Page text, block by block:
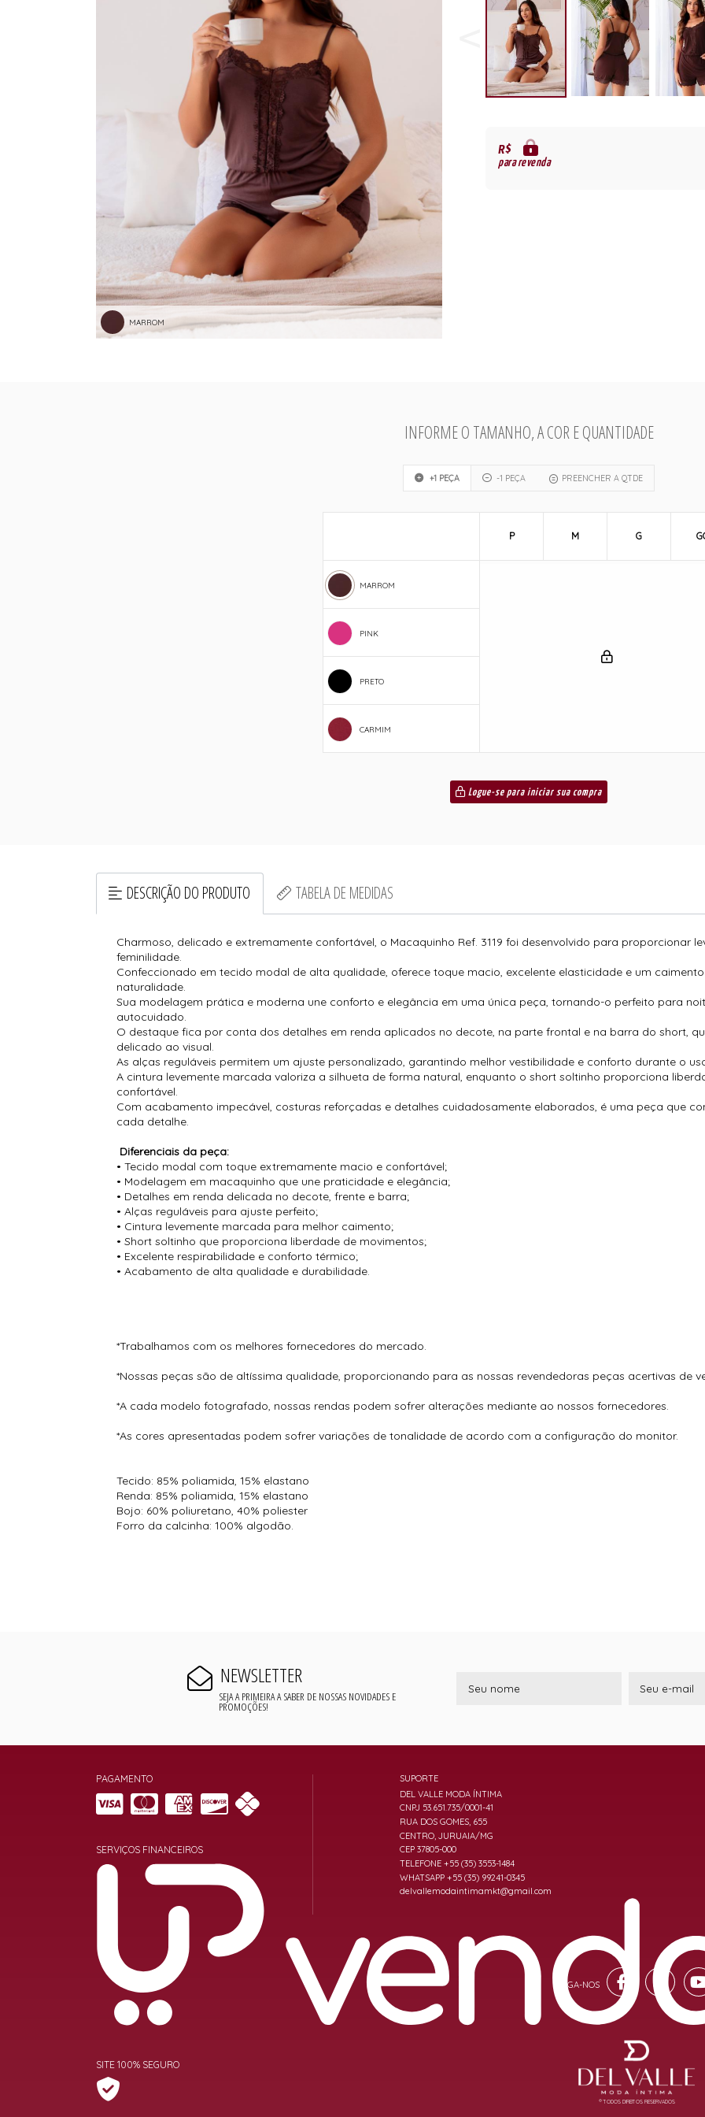
MARROM
R$
para revenda
INFORME O TAMANHO, A COR E QUANTIDADE
+1 PEÇA -1 PEÇA PREENCHER A QTDE
MARROM
PINK
PRETO
CARMIM
P M G
Logue-se para iniciar sua compra
DESCRIÇÃO DO PRODUTO TABELA DE MEDIDAS
Charmoso, delicado e extremamente confortável, o Macaquinho Ref. 3119 foi desenvolvido para proporcionar
feminilidade.
Confeccionado em tecido modal de alta qualidade, oferece toque macio, excelente elasticidade e um
naturalidade.
Sua modelagem prática e moderna une conforto e elegância em uma única peça, tornando-o perfeito para
autocuidado.
O destaque fica por conta dos detalhes em renda aplicados no decote, na parte frontal e na barra do short,
delicado ao visual.
As alças reguláveis permitem um ajuste personalizado, garantindo melhor vestibilidade e conforto durante o
A cintura levemente marcada valoriza a silhueta de forma natural, enquanto o short soltinho proporciona
confortável.
Com acabamento impecável, costuras reforçadas e detalhes cuidadosamente elaborados, é uma peça que
cada detalhe.
Diferenciais da peça:
• Tecido modal com toque extremamente macio e confortável;
• Modelagem em macaquinho que une praticidade e elegância;
• Detalhes em renda delicada no decote, frente e barra;
• Alças reguláveis para ajuste perfeito;
• Cintura levemente marcada para melhor caimento;
• Short soltinho que proporciona liberdade de movimentos;
• Excelente respirabilidade e conforto térmico;
• Acabamento de alta qualidade e durabilidade.
*Trabalhamos com os melhores fornecedores do mercado.
*Nossas peças são de altíssima qualidade, proporcionando para as nossas revendedoras peças acertivas de
*A cada modelo fotografado, nossas rendas podem sofrer alterações mediante ao nossos fornecedores.
*As cores apresentadas podem sofrer variações de tonalidade de acordo com a configuração do monitor.
Tecido: 85% poliamida, 15% elastano
Renda: 85% poliamida, 15% elastano
Bojo: 60% poliuretano, 40% poliester
Forro da calcinha: 100% algodão.
NEWSLETTER
SEJA A PRIMEIRA A SABER DE NOSSAS NOVIDADES E
PROMOÇÕES!
PAGAMENTO
SERVIÇOS FINANCEIROS
SITE 100% SEGURO
SUPORTE
DEL VALLE MODA ÍNTIMA
CNPJ 53.651.735/0001-41
RUA DOS GOMES, 655
CENTRO, JURUAIA/MG
CEP 37805-000
TELEFONE +55 (35) 3553-1484
WHATSAPP +55 (35) 99241-0345
delvallemodaintimamkt@gmail.com
® TODOS DIREITOS RESERVADOS